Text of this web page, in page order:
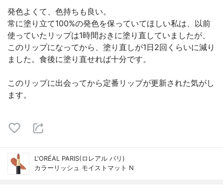
発色よくて、色持ちも良い。
常に塗り立て100%の発色を保っていてほしい私は、以前
使っていたリップは1時間おきに塗り直していましたが、
このリップになってから、塗り直しが1日2回くらいに減り
ました。食後に塗り直せれば十分です。
このリップに出会ってから定番リップが更新された気がし
ます。
L'ORÉAL PARIS(ロレアル パリ)
カラーリッシュ モイストマット N